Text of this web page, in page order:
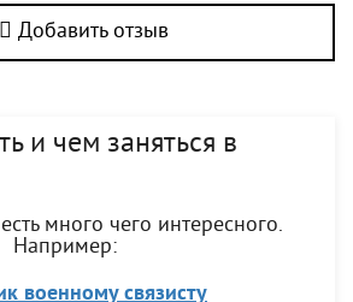
Добавить отзыв
и чем заняться в
много чего интересного.
Например:
военному связисту